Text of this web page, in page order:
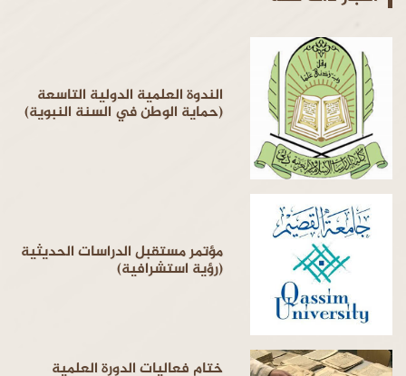
الندوة العلمية الدولية التاسعة
(حماية الوطن في السنة النبوية)
مؤتمر مستقبل الدراسات الحديثية
(رؤية استشرافية)
ختام فعاليات الدورة العلمية